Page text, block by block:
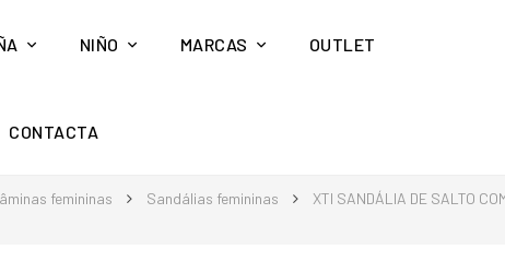
NIÑO MARCAS OUTLET
CONTACTA
femininas Sandálias femininas
XTI SANDÁLIA DE SALTO